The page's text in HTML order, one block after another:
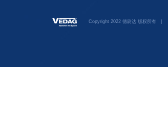
Copyright 2022 德尉达 版权所有